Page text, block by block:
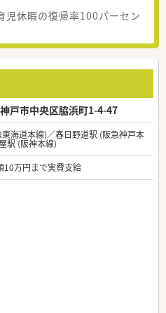
児休暇の復帰率100パーセン
戸市中央区脇浜町1-4-47
東海道本線)／春日野道駅 (阪急神戸本
駅 (阪神本線)
10万円まで実費支給